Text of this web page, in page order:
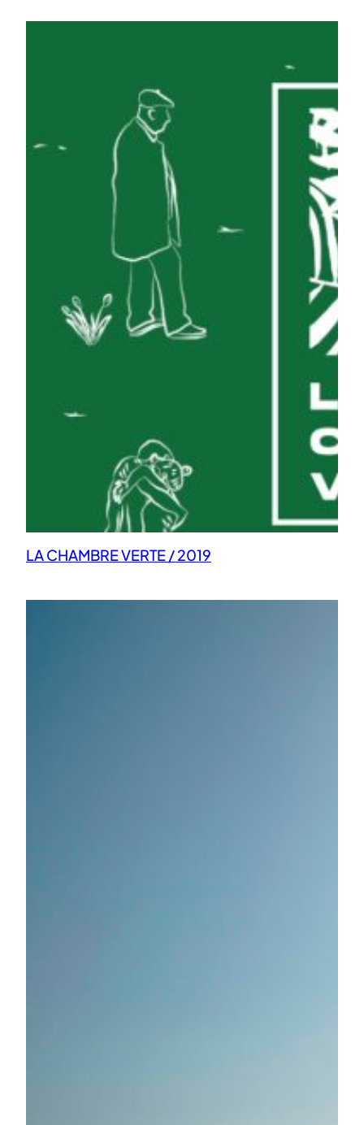
LA CHAMBRE VERTE / 2019